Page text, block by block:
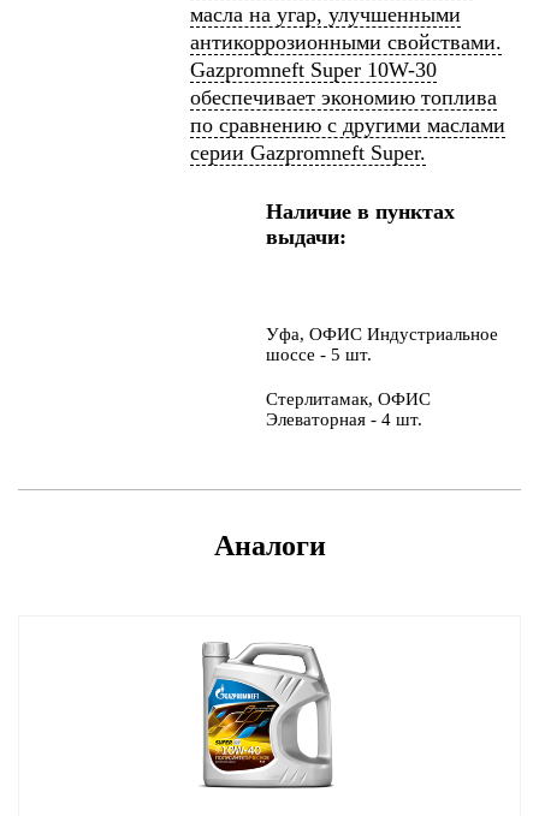
масла на угар, улучшенными
антикоррозионными свойствами.
Gazpromneft Super 10W-30
обеспечивает экономию топлива
по сравнению с другими маслами
серии Gazpromneft Super.
Наличие в пунктах
выдачи:
Уфа, ОФИС Индустриальное
шоссе - 5 шт.
Стерлитамак, ОФИС
Элеваторная - 4 шт.
Аналоги